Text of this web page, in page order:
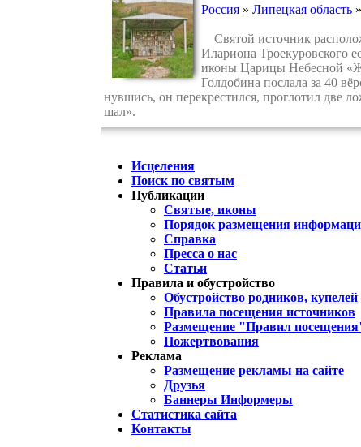
Россия » Липецкая область»
Святой источник
Илариона Троекуровского
иконы Царицы Небесной
Голдобина по­слала за 40
нувшись, он перекрестился, проглотил две
шал».
Исцеления
Поиск по святым
Публикации
Святые, иконы
Порядок размещения
Справка
Пресса о нас
Статьи
Правила и обустройство
Обустройство родников, купелей
Правила посещения источников
Размещение "Правил
Пожертвования
Реклама
Размещение рекламы на сайте
Друзья
Баннеры Информеры
Статистика сайта
Контакты